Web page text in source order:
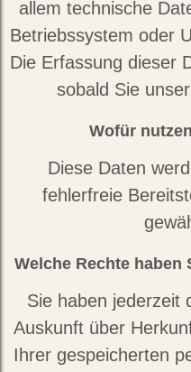
allem technische
Betriebssystem oder
Die Erfassung dieser
sobald Sie
Wofür
Diese Daten
fehlerfreie
Welche Rechte haben
Sie haben jederzeit
Auskunft über
Ihrer gespeicherten